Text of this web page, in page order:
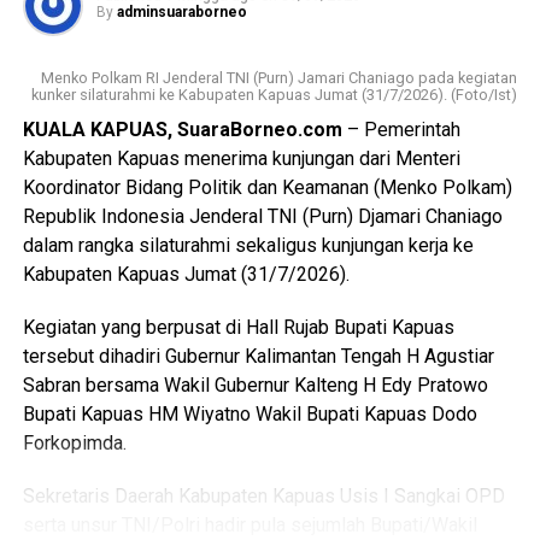
pertengkaran antara tersangka dengan kekasihnya Rah
hari dan bahkan disertai ancaman akan membakar kamar
“Malam kejadian tersangka sempat datang ke lokasi dan
berkumpul bersama para korban. Namun usai kembali dari
menonton pertandingan final Piala Dunia ia kembali
mendatangi barak karena kembali terlibat cekcok dengan
korban,” katanya.
Nah saat pintu kamar dikunci dari dalam tersangka
menggedor hingga mendobrak pintu kemudian masuk
sambil merusak sejumlah barang dan melanjutkan
pertengkaran.
By adminsuaraborneo
Menko Polkam RI Jenderal TNI (Purn) Jamari Chaniago pada kegiatan
kunker silaturahmi ke Kabupaten Kapuas Jumat (31/7/2026). (Foto/Ist)
KUALA KAPUAS, SuaraBorneo.com – Pemerintah
Kabupaten Kapuas menerima kunjungan dari Menteri
Koordinator Bidang Politik dan Keamanan (Menko Polkam)
Republik Indonesia Jenderal TNI (Purn) Djamari Chaniago
dalam rangka silaturahmi sekaligus kunjungan kerja ke
Kabupaten Kapuas Jumat (31/7/2026).
Kegiatan yang berpusat di Hall Rujab Bupati Kapuas
tersebut dihadiri Gubernur Kalimantan Tengah H Agustiar
Sabran bersama Wakil Gubernur Kalteng H Edy Pratowo
Bupati Kapuas HM Wiyatno Wakil Bupati Kapuas Dodo
Forkopimda.
Sekretaris Daerah Kabupaten Kapuas Usis I Sangkai OPD